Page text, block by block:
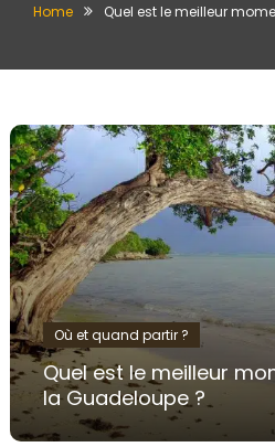
Home Quel est le meilleur
Où et quand partir ?
Quel est le meilleur
la Guadeloupe ?